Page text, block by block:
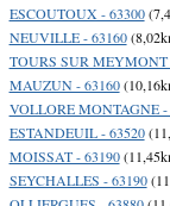
ESCOUTOUX - 63300
NEUVILLE - 63160
TOURS SUR MEYMONT
MAUZUN - 63160
VOLLORE MONTAGNE -
ESTANDEUIL - 63520
MOISSAT - 63190
SEYCHALLES - 63190